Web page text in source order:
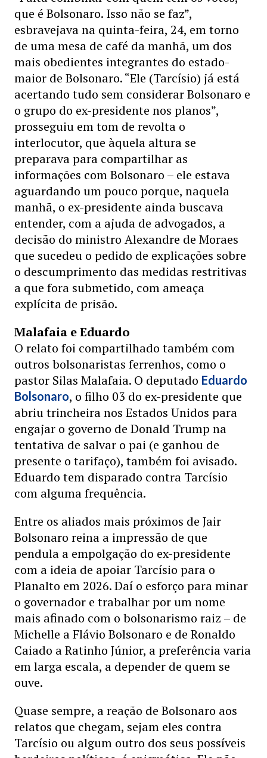
que é Bolsonaro. Isso não se faz”,
esbravejava na quinta-feira, 24, em torno
de uma mesa de café da manhã, um dos
mais obedientes integrantes do estado-
maior de Bolsonaro. “Ele (Tarcísio) já está
acertando tudo sem considerar Bolsonaro e
o grupo do ex-presidente nos planos”,
prosseguiu em tom de revolta o
interlocutor, que àquela altura se
preparava para compartilhar as
informações com Bolsonaro – ele estava
aguardando um pouco porque, naquela
manhã, o ex-presidente ainda buscava
entender, com a ajuda de advogados, a
decisão do ministro Alexandre de Moraes
que sucedeu o pedido de explicações sobre
o descumprimento das medidas restritivas
a que fora submetido, com ameaça
explícita de prisão.
Malafaia e Eduardo
O relato foi compartilhado também com
outros bolsonaristas ferrenhos, como o
pastor Silas Malafaia. O deputado Eduardo
Bolsonaro, o filho 03 do ex-presidente que
abriu trincheira nos Estados Unidos para
engajar o governo de Donald Trump na
tentativa de salvar o pai (e ganhou de
presente o tarifaço), também foi avisado.
Eduardo tem disparado contra Tarcísio
com alguma frequência.
Entre os aliados mais próximos de Jair
Bolsonaro reina a impressão de que
pendula a empolgação do ex-presidente
com a ideia de apoiar Tarcísio para o
Planalto em 2026. Daí o esforço para minar
o governador e trabalhar por um nome
mais afinado com o bolsonarismo raiz – de
Michelle a Flávio Bolsonaro e de Ronaldo
Caiado a Ratinho Júnior, a preferência varia
em larga escala, a depender de quem se
ouve.
Quase sempre, a reação de Bolsonaro aos
relatos que chegam, sejam eles contra
Tarcísio ou algum outro dos seus possíveis